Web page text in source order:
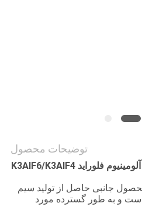
توضیحات محصول
سفید/خاکستری PAF پتاسیم آلومینیوم فلوراید K3AlF6/K3AlF4
جانبی حاصل از تولید سیم
است و به طور گسترده مورد